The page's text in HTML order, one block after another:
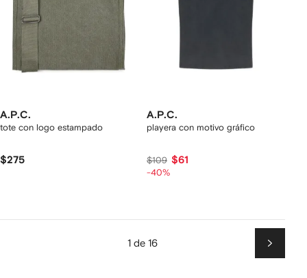
A.P.C.
tote con logo estampado
$275
A.P.C.
playera con motivo gráfico
$109 $61
-40%
1 de 16